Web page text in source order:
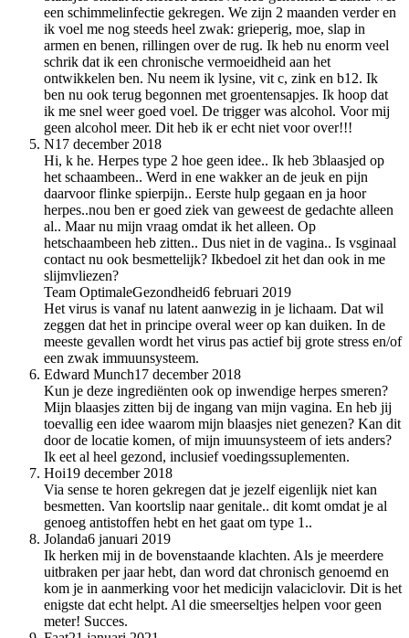
een schimmelinfectie gekregen. We zijn 2 maanden verder en
ik voel me nog steeds heel zwak: grieperig, moe, slap in
armen en benen, rillingen over de rug. Ik heb nu enorm veel
schrik dat ik een chronische vermoeidheid aan het
ontwikkelen ben. Nu neem ik lysine, vit c, zink en b12. Ik
ben nu ook terug begonnen met groentensapjes. Ik hoop dat
ik me snel weer goed voel. De trigger was alcohol. Voor mij
geen alcohol meer. Dit heb ik er echt niet voor over!!!
N17 december 2018
Hi, k he. Herpes type 2 hoe geen idee.. Ik heb 3blaasjed op
het schaambeen.. Werd in ene wakker an de jeuk en pijn
daarvoor flinke spierpijn.. Eerste hulp gegaan en ja hoor
herpes..nou ben er goed ziek van geweest de gedachte alleen
al.. Maar nu mijn vraag omdat ik het alleen. Op
hetschaambeen heb zitten.. Dus niet in de vagina.. Is vsginaal
contact nu ook besmettelijk? Ikbedoel zit het dan ook in me
slijmvliezen?
Team OptimaleGezondheid6 februari 2019
Het virus is vanaf nu latent aanwezig in je lichaam. Dat wil
zeggen dat het in principe overal weer op kan duiken. In de
meeste gevallen wordt het virus pas actief bij grote stress en/of
een zwak immuunsysteem.
Edward Munch17 december 2018
Kun je deze ingrediënten ook op inwendige herpes smeren?
Mijn blaasjes zitten bij de ingang van mijn vagina. En heb jij
toevallig een idee waarom mijn blaasjes niet genezen? Kan dit
door de locatie komen, of mijn imuunsysteem of iets anders?
Ik eet al heel gezond, inclusief voedingssuplementen.
Hoi19 december 2018
Via sense te horen gekregen dat je jezelf eigenlijk niet kan
besmetten. Van koortslip naar genitale.. dit komt omdat je al
genoeg antistoffen hebt en het gaat om type 1..
Jolanda6 januari 2019
Ik herken mij in de bovenstaande klachten. Als je meerdere
uitbraken per jaar hebt, dan word dat chronisch genoemd en
kom je in aanmerking voor het medicijn valaciclovir. Dit is het
enigste dat echt helpt. Al die smeerseltjes helpen voor geen
meter! Succes.